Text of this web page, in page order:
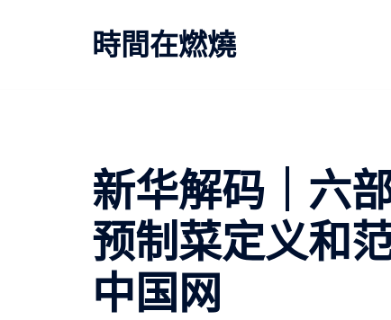
時間在燃燒
新华解码｜六
预制菜定义和
中国网